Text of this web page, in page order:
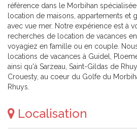
référence dans le Morbihan
location de maisons, appartements et
avec vue mer. Notre expérience est à
recherches de location de vacances
voyagiez en famille ou en couple.
locations de vacances à Guidel,
ainsi qu'à Sarzeau, Saint-Gildas de
Crouesty, au coeur du Golfe du
Rhuys.
Localisation